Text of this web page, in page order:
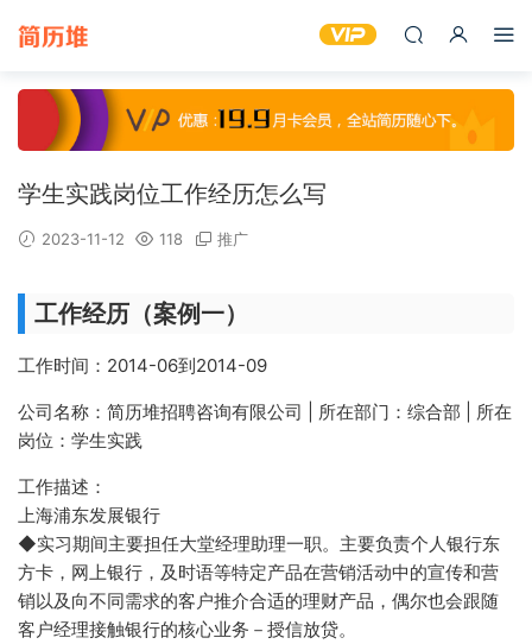
学生实践岗位工作经历怎么写
2023-11-12 118 推广
工作经历（案例一）
工作时间：2014-06到2014-09
公司名称：简历堆招聘咨询有限公司 | 所在部门：综合部 | 所在
岗位：学生实践
工作描述：
上海浦东发展银行
◆实习期间主要担任大堂经理助理一职。主要负责个人银行东
方卡，网上银行，及时语等特定产品在营销活动中的宣传和营
销以及向不同需求的客户推介合适的理财产品，偶尔也会跟随
客户经理接触银行的核心业务－授信放贷。